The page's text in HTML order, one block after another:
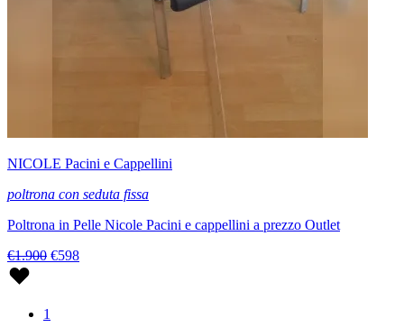
NICOLE Pacini e Cappellini
poltrona con seduta fissa
Poltrona in Pelle Nicole Pacini e cappellini a prezzo Outlet
€1.900 €598
1